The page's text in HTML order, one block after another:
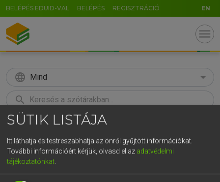
BELÉPÉS EDUID-VAL BELÉPÉS REGISZTRÁCIÓ EN
menu
language Mind
search
KERESÉS
Európai uniós terminológiai szótár
SÜTIK LISTÁJA
Itt láthatja és testreszabhatja az önről gyűjtött információkat.
További információért kérjük, olvasd el az adatvédelmi
tájékoztatónkat.
GR
t z u i o p
g h j k l é á ű Ω